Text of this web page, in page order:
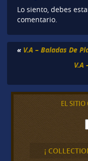
Lo siento, debes
comentario.
« V.A – Baladas De
V.A
EL
¡